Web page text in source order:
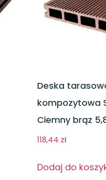
Deska
kompozytowa
Ciemny brąz
118,44 zł
Dodaj do